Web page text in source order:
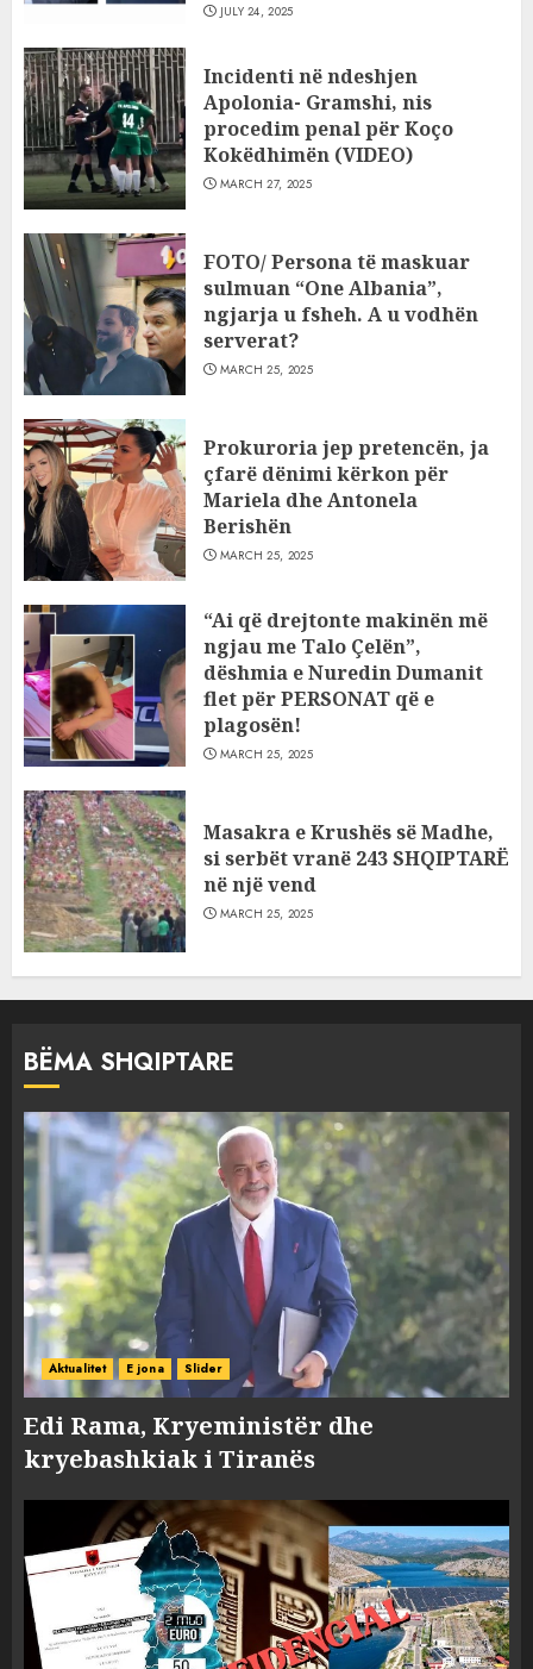
JULY 24, 2025
Incidenti në ndeshjen
Apolonia- Gramshi, nis
procedim penal për Koço
Kokëdhimën (VIDEO)
MARCH 27, 2025
FOTO/ Persona të maskuar
sulmuan “One Albania”,
ngjarja u fsheh. A u vodhën
serverat?
MARCH 25, 2025
Prokuroria jep pretencën, ja
çfarë dënimi kërkon për
Mariela dhe Antonela
Berishën
MARCH 25, 2025
“Ai që drejtonte makinën më
ngjau me Talo Çelën”,
dëshmia e Nuredin Dumanit
flet për PERSONAT që e
plagosën!
MARCH 25, 2025
Masakra e Krushës së Madhe,
si serbët vranë 243 SHQIPTARË
në një vend
MARCH 25, 2025
BËMA SHQIPTARE
Aktualitet E jona Slider
Edi Rama, Kryeministër dhe
kryebashkiak i Tiranës